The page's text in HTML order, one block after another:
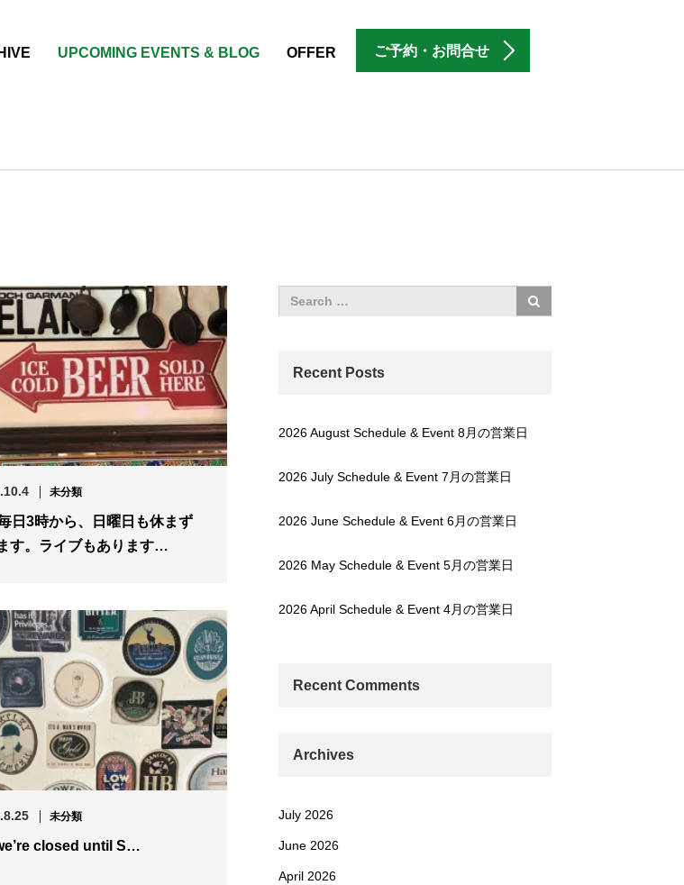
UPCOMING EVENTS & BLOG OFFER ご予約・お問合せ
未分類
日3時から、日曜日も休まず
す。ライブもあります…
未分類
closed until S…
Recent Posts
2026 August Schedule & Event 8月の営業日
2026 July Schedule & Event 7月の営業日
2026 June Schedule & Event 6月の営業日
2026 May Schedule & Event 5月の営業日
2026 April Schedule & Event 4月の営業日
Recent Comments
Archives
July 2026
June 2026
April 2026